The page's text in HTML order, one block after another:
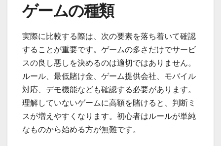
ゲームの種類
実際に比較する際は、次の要素を落ち着いて確認
することが重要です。ゲームの多さだけでサービ
スの良し悪しを決めるのは適切ではありません。
ルール、最低賭け金、ゲーム提供会社、モバイル
対応、デモ機能なども確認する必要があります。
理解していないゲームに高額を賭けると、判断ミ
スが増えやすくなります。初心者はルールが単純
なものから始める方が無難です。